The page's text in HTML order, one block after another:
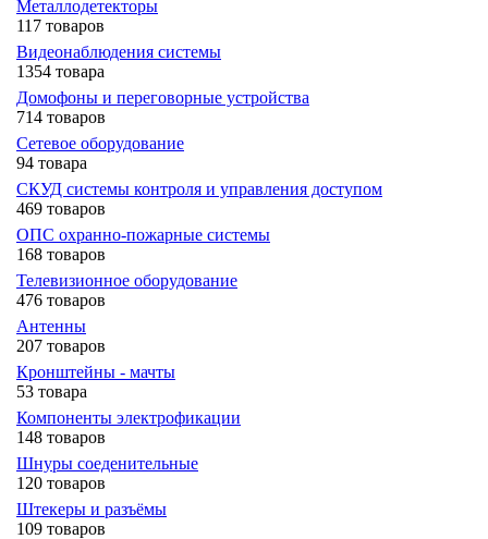
Металлодетекторы
117 товаров
Видеонаблюдения cистемы
1354 товара
Домофоны и переговорные устройства
714 товаров
Сетевое оборудование
94 товара
СКУД системы контроля и управления доступом
469 товаров
ОПС охранно-пожарные системы
168 товаров
Телевизионное оборудование
476 товаров
Антенны
207 товаров
Кронштейны - мачты
53 товара
Компоненты электрофикации
148 товаров
Шнуры соеденительные
120 товаров
Штекеры и разъёмы
109 товаров